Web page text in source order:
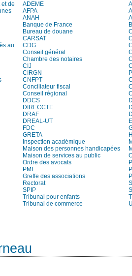
de
ADEME
AFPA
ANAH
Banque de France
Bureau de douane
CARSAT
au
CDG
Conseil général
Chambre des notaires
CIJ
CIRGN
CNFPT
Conciliateur fiscal
Conseil régional
DDCS
DIRECCTE
DRAF
DREAL-UT
FDC
GRETA
Inspection académique
Maison des personnes handicapées
Maison de services au public
Ordre des avocats
PMI
Greffe des associations
Rectorat
SPIP
Tribunal pour enfants
Tribunal de commerce